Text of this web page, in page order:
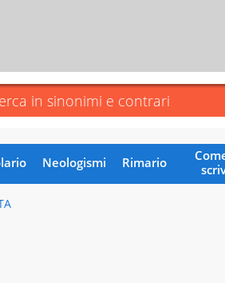
Neologismi Rimario